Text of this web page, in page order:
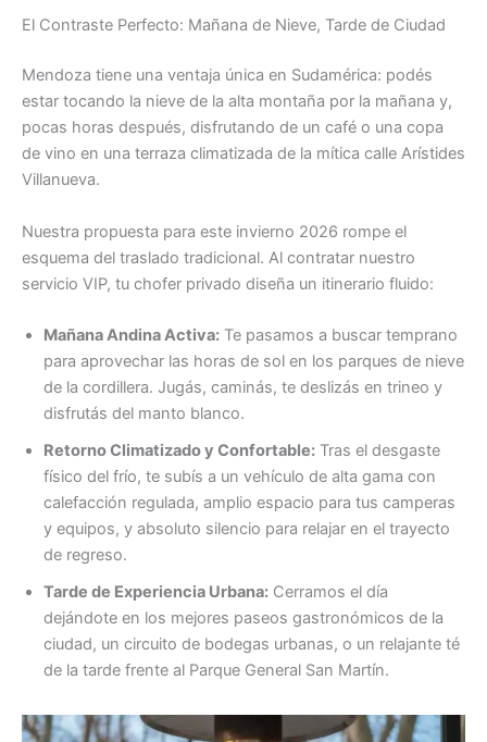
El Contraste Perfecto: Mañana de Nieve, Tarde de Ciudad
Mendoza tiene una ventaja única en Sudamérica: podés
estar tocando la nieve de la alta montaña por la mañana y,
pocas horas después, disfrutando de un café o una copa
de vino en una terraza climatizada de la mítica calle Arístides
Villanueva.
Nuestra propuesta para este invierno 2026 rompe el
esquema del traslado tradicional. Al contratar nuestro
servicio VIP, tu chofer privado diseña un itinerario fluido:
Mañana Andina Activa: Te pasamos a buscar temprano
para aprovechar las horas de sol en los parques de nieve
de la cordillera. Jugás, caminás, te deslizás en trineo y
disfrutás del manto blanco.
Retorno Climatizado y Confortable: Tras el desgaste
físico del frío, te subís a un vehículo de alta gama con
calefacción regulada, amplio espacio para tus camperas
y equipos, y absoluto silencio para relajar en el trayecto
de regreso.
Tarde de Experiencia Urbana: Cerramos el día
dejándote en los mejores paseos gastronómicos de la
ciudad, un circuito de bodegas urbanas, o un relajante té
de la tarde frente al Parque General San Martín.